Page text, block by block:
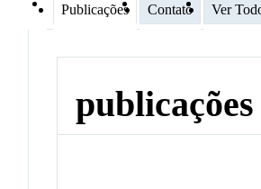
Publicações Contato Ver